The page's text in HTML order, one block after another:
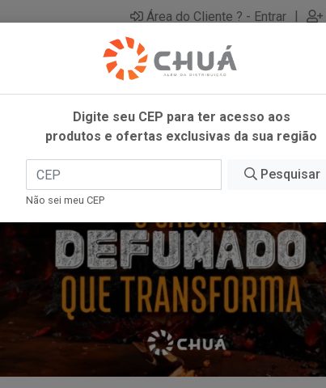
Área do Cliente ? - Entrar |
Digite seu CEP para ter acesso aos
produtos e ofertas exclusivas da sua região
Pesquisar
Não sei meu CEP